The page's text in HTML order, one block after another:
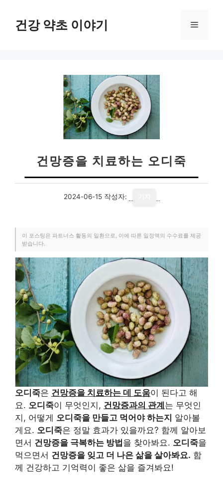
건강 약초 이야기 메
건망증을 치료하는 오디죽
2024-06-15 작성자:
이 포스팅은 파트너스 활동의 일환으로, 이에 따른 일정액의 수수료를 제공
받습니다.
오디죽은 건망증을 치료하는 데 도움이 된다고 해
요. 오디죽이 무엇인지, 건망증과의 관계 는 무엇인
지, 어떻게 오디죽을 만들고 먹어야 하는지 알아볼
게요. 오디죽은 정말 효과가 있을까요? 함께 알아보
면서 건망증을 극복하는 방법 을 찾아봐요. 오디죽을
먹으면서 건망증을 잊고 더 나은 삶을 살아봐요. 함
께 건강하고 기억력이 좋은 삶을 즐겨봐요!